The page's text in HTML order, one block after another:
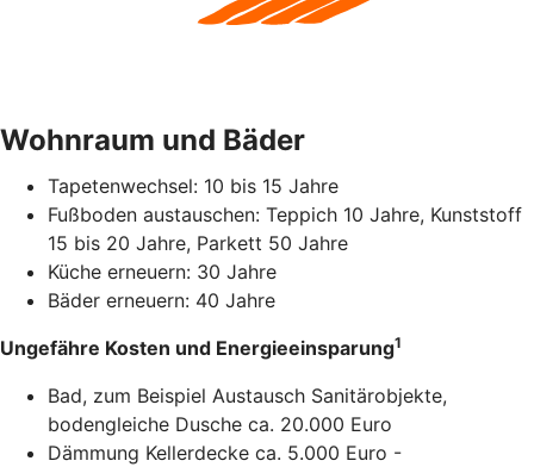
Wohnraum und Bäder
Tapetenwechsel: 10 bis 15 Jahre
Fußboden austauschen: Teppich 10 Jahre, Kunststoff
15 bis 20 Jahre, Parkett 50 Jahre
Küche erneuern: 30 Jahre
Bäder erneuern: 40 Jahre
Ungefähre Kosten und Energieeinsparung1
Bad, zum Beispiel Austausch Sanitärobjekte,
bodengleiche Dusche ca. 20.000 Euro
Dämmung Kellerdecke ca. 5.000 Euro -